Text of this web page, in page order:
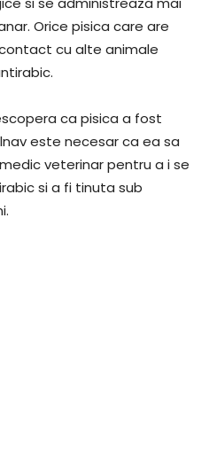
Orice pisica care are
cu alte animale
ca pisica a fost
este necesar ca ea sa
veterinar pentru a i se
si a fi tinuta sub